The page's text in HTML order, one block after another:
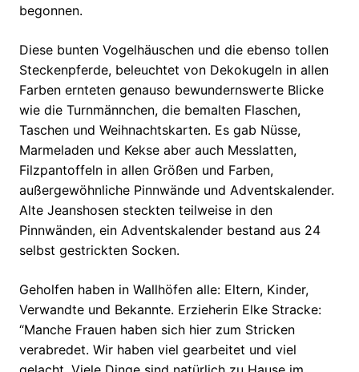
begonnen.
Diese bunten Vogelhäuschen und die ebenso tollen
Steckenpferde, beleuchtet von Dekokugeln in allen
Farben ernteten genauso bewundernswerte Blicke
wie die Turnmännchen, die bemalten Flaschen,
Taschen und Weihnachtskarten. Es gab Nüsse,
Marmeladen und Kekse aber auch Messlatten,
Filzpantoffeln in allen Größen und Farben,
außergewöhnliche Pinnwände und Adventskalender.
Alte Jeanshosen steckten teilweise in den
Pinnwänden, ein Adventskalender bestand aus 24
selbst gestrickten Socken.
Geholfen haben in Wallhöfen alle: Eltern, Kinder,
Verwandte und Bekannte. Erzieherin Elke Stracke:
“Manche Frauen haben sich hier zum Stricken
verabredet. Wir haben viel gearbeitet und viel